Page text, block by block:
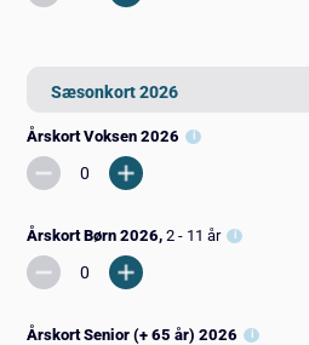
Sæsonkort 2026
Årskort Voksen 2026
Årskort Børn 2026, 2 - 11 år
Årskort Senior (+ 65 år) 2026